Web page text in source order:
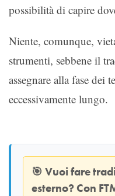
possibilità di capire
Niente, comunque,
strumenti, sebbene il
assegnare alla fase dei
eccessivamente lungo.
🎯 Vuoi fare
esterno? Con